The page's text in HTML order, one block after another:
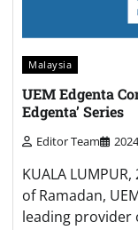
Malaysia
UEM Edgenta
Edgenta’ Series
Editor Team
KUALA
of Ramadan,
leading provider